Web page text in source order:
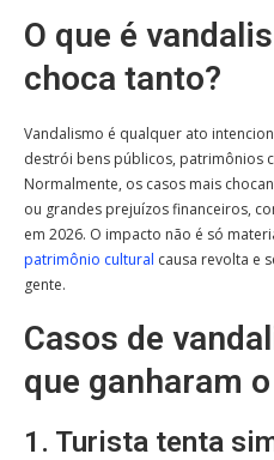
O que é
choca tanto?
Vandalismo é qualquer ato
destrói bens públicos, patrimônios
Normalmente, os casos mais
ou grandes prejuízos financeiros,
em 2026. O impacto não é só
patrimônio cultural causa revolta e
gente.
Casos de
que ganharam
1. Turista tenta